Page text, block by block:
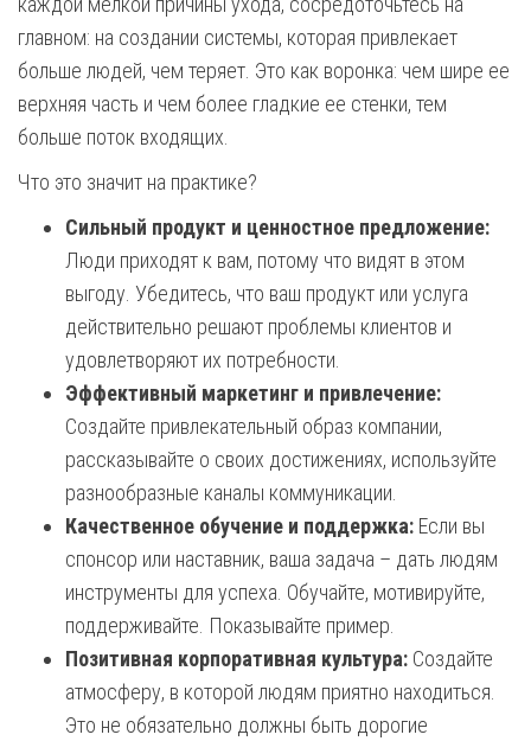
главном: на создании системы, которая привлекает
больше людей, чем теряет. Это как воронка: чем шире ее
верхняя часть и чем более гладкие ее стенки, тем
больше поток входящих.
Что это значит на практике?
Сильный продукт и ценностное предложение:
Люди приходят к вам, потому что видят в этом
выгоду. Убедитесь, что ваш продукт или услуга
действительно решают проблемы клиентов и
удовлетворяют их потребности.
Эффективный маркетинг и привлечение:
Создайте привлекательный образ компании,
рассказывайте о своих достижениях, используйте
разнообразные каналы коммуникации.
Качественное обучение и поддержка: Если вы
спонсор или наставник, ваша задача – дать людям
инструменты для успеха. Обучайте, мотивируйте,
поддерживайте. Показывайте пример.
Позитивная корпоративная культура: Создайте
атмосферу, в которой людям приятно находиться.
Это не обязательно должны быть дорогие